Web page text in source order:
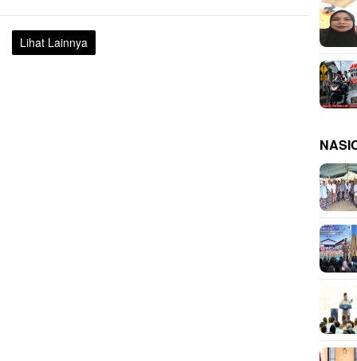
Lihat Lainnya